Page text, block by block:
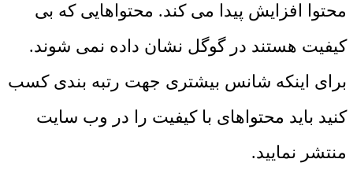
محتوا افزایش پیدا می‌ کند. محتواهایی که بی
‌کیفیت هستند در گوگل نشان داده نمی‌ شوند.
برای اینکه شانس بیشتری جهت رتبه‌ بندی کسب
کنید باید محتواهای با کیفیت را در وب سایت
منتشر نمایید.